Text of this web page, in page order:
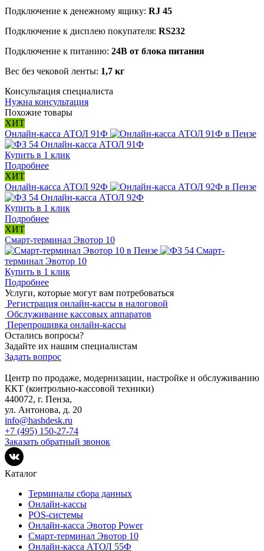
Подключение к денежному ящику: RJ 45
Подключение к дисплею покупателя: RS232
Подключение к питанию: 24В от блока питания
Вес без чековой ленты: 1,7 кг
Консультация специалиста
Нужна консультация
Похожие товары
ХИТ
Онлайн-касса АТОЛ 91Ф
Онлайн-касса АТОЛ 91Ф
Купить в 1 клик
Подробнее
ХИТ
Онлайн-касса АТОЛ 92Ф
Онлайн-касса АТОЛ 92Ф
Купить в 1 клик
Подробнее
ХИТ
Смарт-терминал Эвотор 10
Смарт-
терминал Эвотор 10
Купить в 1 клик
Подробнее
Услуги, которые могут вам потребоваться
Регистрация онлайн-кассы в налоговой
Обслуживание кассовых аппаратов
Перепрошивка онлайн-кассы
Остались вопросы?
Задайте их нашим специалистам
Задать вопрос
Центр по продаже, модернизации, настройке и обслуживанию
ККТ (контрольно-кассовой техники)
440072, г. Пенза,
ул. Антонова, д. 20
info@hashdesk.ru
+7 (495) 150-27-74
Заказать обратный звонок
Каталог
Терминалы сбора данных
Онлайн-кассы
POS-системы
Онлайн-касса Эвотор Power
Смарт-терминал Эвотор 10
Онлайн-касса АТОЛ 55Ф